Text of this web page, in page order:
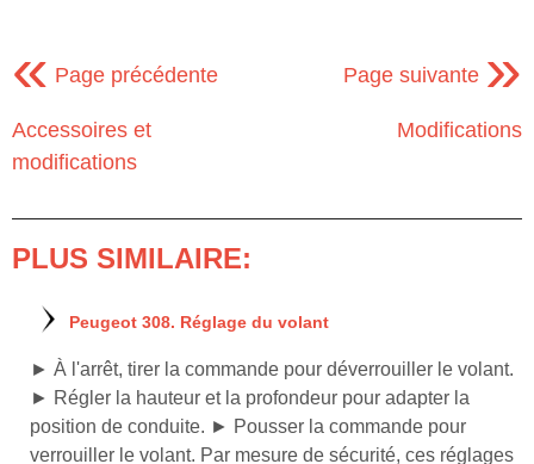
« Page précédente
Accessoires et
modifications
Page suivante »
Modifications
PLUS SIMILAIRE:
Peugeot 308. Réglage du volant
► À l'arrêt, tirer la commande pour déverrouiller le volant.
► Régler la hauteur et la profondeur pour adapter la
position de conduite. ► Pousser la commande pour
verrouiller le volant. Par mesure de sécurité, ces réglages